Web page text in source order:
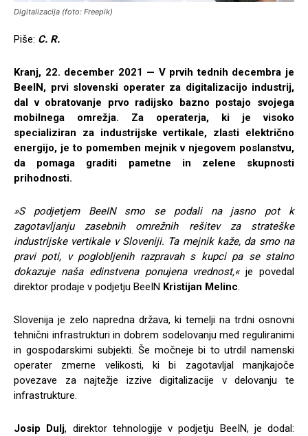
Digitalizacija (foto: Freepik)
Piše: C. R.
Kranj, 22. december 2021 — V prvih tednih decembra je
BeeIN, prvi slovenski operater za digitalizacijo industrij,
dal v obratovanje prvo radijsko bazno postajo svojega
mobilnega omrežja. Za operaterja, ki je visoko
specializiran za industrijske vertikale, zlasti električno
energijo, je to pomemben mejnik v njegovem poslanstvu,
da pomaga graditi pametne in zelene skupnosti
prihodnosti.
»S podjetjem BeeIN smo se podali na jasno pot k
zagotavljanju zasebnih omrežnih rešitev za strateške
industrijske vertikale v Sloveniji. Ta mejnik kaže, da smo na
pravi poti, v poglobljenih razpravah s kupci pa se stalno
dokazuje naša edinstvena ponujena vrednost,«je povedal
direktor prodaje v podjetju BeeIN Kristijan Melinc.
Slovenija je zelo napredna država, ki temelji na trdni osnovni
tehnični infrastrukturi in dobrem sodelovanju med reguliranimi
in gospodarskimi subjekti. Še močneje bi to utrdil namenski
operater zmerne velikosti, ki bi zagotavljal manjkajoče
povezave za najtežje izzive digitalizacije v delovanju te
infrastrukture.
Josip Dulj, direktor tehnologije v podjetju BeeIN, je dodal: